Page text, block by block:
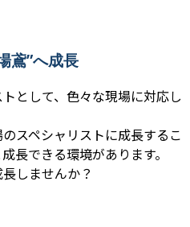
鳶”へ成長
として、色々な現場に対応し
スペシャリストに成長するこ
長できる環境があります。
しませんか？